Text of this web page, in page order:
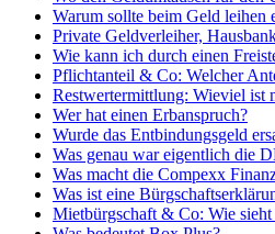
Warum sollte beim Geld leihen
Private Geldverleiher,
Wie kann ich durch einen
Pflichtanteil & Co: Welcher
Restwertermittlung: Wieviel ist
Wer hat einen Erbanspruch?
Wurde das Entbindungsgeld
Was genau war eigentlich die
Was macht die Compexx
Was ist eine
Mietbürgschaft & Co: Wie